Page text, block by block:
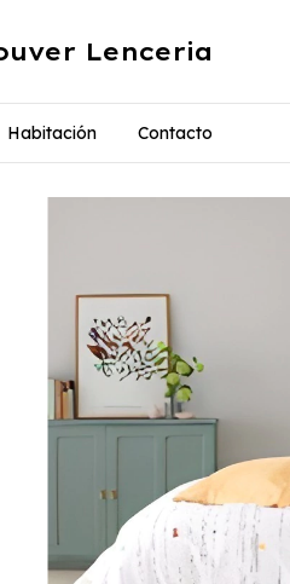
Lenceria
Habitación Contacto